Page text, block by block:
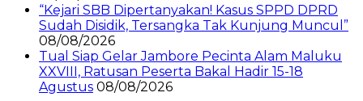
“Kejari SBB Dipertanyakan! Kasus SPPD DPRD
Sudah Disidik, Tersangka Tak Kunjung Muncul”
08/08/2026
Tual Siap Gelar Jambore Pecinta Alam Maluku
XXVIII, Ratusan Peserta Bakal Hadir 15-18
Agustus 08/08/2026